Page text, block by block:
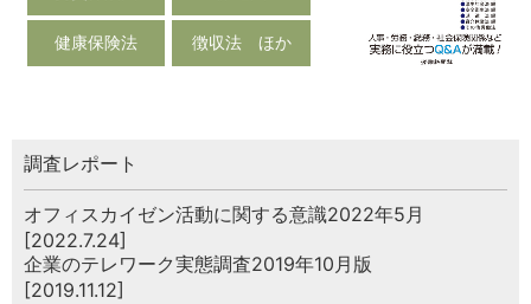
健康保険法 徴収法 ほか
調査レポート
オフィスカイゼン活動に関する意識2022年5月
[2022.7.24]
企業のテレワーク実態調査2019年10月版
[2019.11.12]